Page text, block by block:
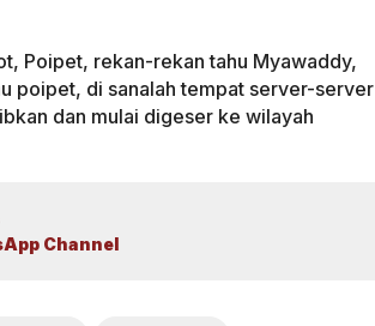
Poipet, rekan-rekan tahu Myawaddy,
poipet, di sanalah tempat server-server
dan mulai digeser ke wilayah
Channel